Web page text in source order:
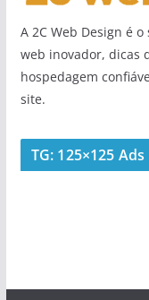
A 2C Web Design é
web inovador, dicas
hospedagem
site.
TG: 125×125 Ads